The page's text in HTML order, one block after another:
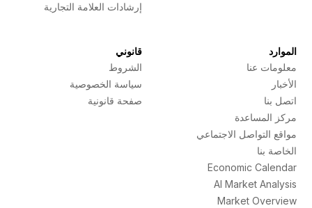
إرشادات العلامة التجارية
الموارد
معلومات عنا
الأخبار
اتصل بنا
مركز المساعدة
مواقع التواصل الاجتماعي
الخاصة بنا
Economic Calendar
AI Market Analysis
Market Overview
قانوني
الشروط
سياسة الخصوصية
صفحة قانونية